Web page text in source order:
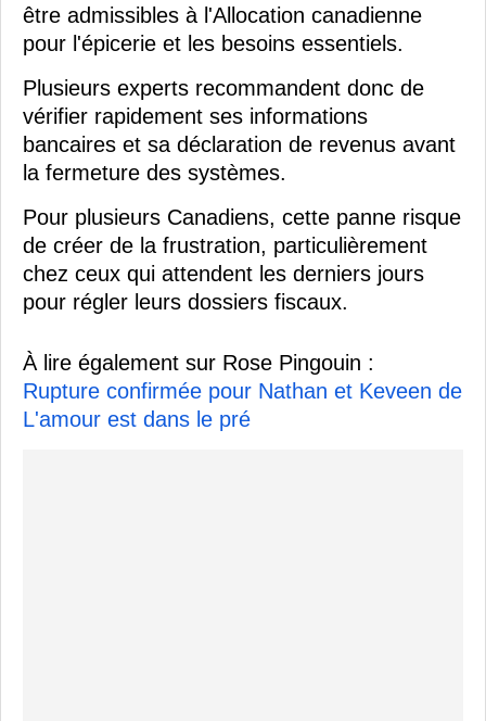
être admissibles à l'Allocation canadienne
pour l'épicerie et les besoins essentiels.
Plusieurs experts recommandent donc de
vérifier rapidement ses informations
bancaires et sa déclaration de revenus avant
la fermeture des systèmes.
Pour plusieurs Canadiens, cette panne risque
de créer de la frustration, particulièrement
chez ceux qui attendent les derniers jours
pour régler leurs dossiers fiscaux.
À lire également sur Rose Pingouin :
Rupture confirmée pour Nathan et Keveen de
L'amour est dans le pré